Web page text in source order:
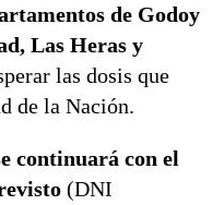
de Godoy
Las Heras y
las dosis que
de la Nación.
continuará con el
(DNI